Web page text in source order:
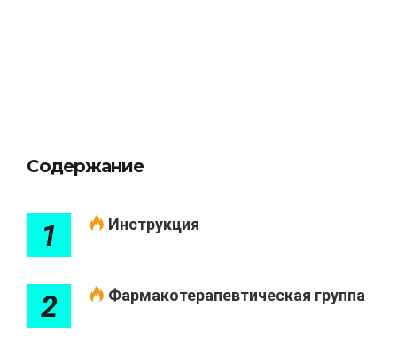
Содержание
1 Инструкция
2 Фармакотерапевтическая группа